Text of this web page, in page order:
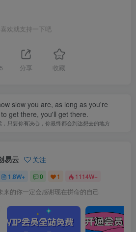
喜欢就支持一下吧
分享 收藏
slow you are, as long as you're
get there, you'll get there.
只要你有决心，你最终都会到达想去的地方
易云 关注
1.8W+ 0 1 1114W+
来的你一定会感谢现在拼命的自己